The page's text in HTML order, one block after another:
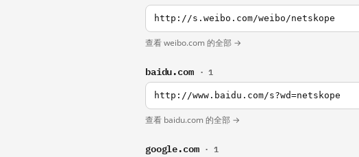
http://s.weibo.com/weibo/netskope
查看 weibo.com 的全部 →
baidu.com · 1
http://www.baidu.com/s?wd=netskope
查看 baidu.com 的全部 →
google.com · 1